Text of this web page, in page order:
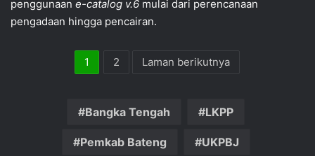
penggunaan e-catalog v.6 mulai dari perencanaan
pengadaan hingga pencairan.
1 2 Laman berikutnya
Bangka Tengah LKPP
Pemkab Bateng UKPBJ